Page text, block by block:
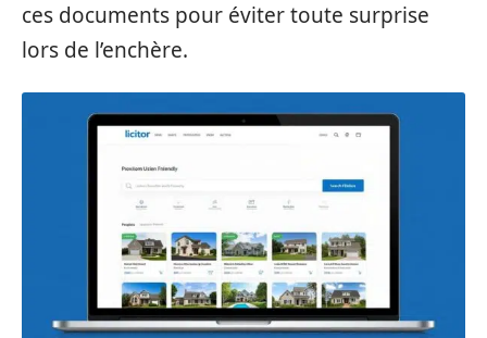
ces documents pour éviter toute surprise
lors de l’enchère.